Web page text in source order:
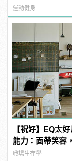
臂
運動健身
【祝好】EQ太
能力：面帶笑容
職場生存學